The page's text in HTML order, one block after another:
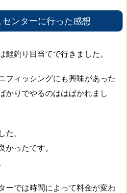
ンターに行った感想
鯉釣り目当てで行きました。
フィッシングにも興味があった
かりでやるのははばかれまし
。
かったです。
ーでは時間によって料金が変わ